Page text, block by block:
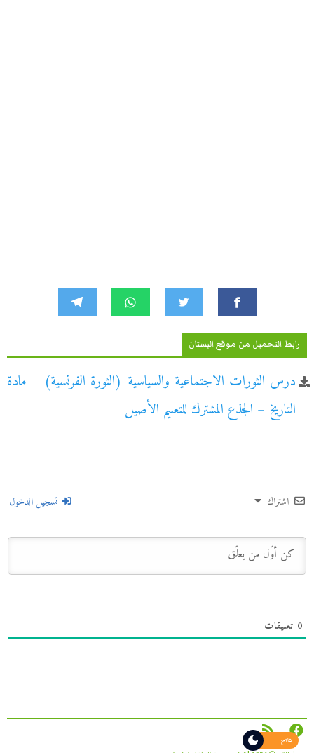
رابط التحميل من موقع البستان
درس الثورات الاجتماعية والسياسية (الثورة الفرنسية) – مادة
التاريخ – الجذع المشترك للتعليم الأصيل
اشتراك تسجيل الدخول
0 تعليقات
فاتح